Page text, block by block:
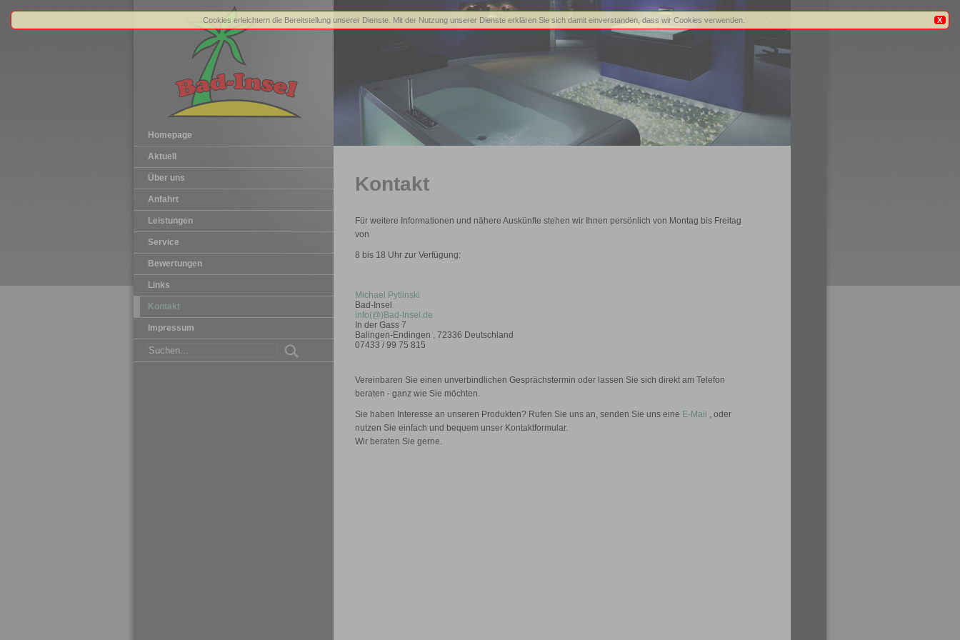
Homepage
Aktuell
Über uns
Anfahrt
Leistungen
Service
Bewertungen
Links
Kontakt
Impressum
Kontakt
Für weitere Informationen und nähere Auskünfte stehen wir Ihnen persönlich von Montag bis Freitag
von
8 bis 18 Uhr zur Verfügung:
Michael Pytlinski
Bad-Insel
info(@)Bad-Insel.de
In der Gass 7
Balingen-Endingen , 72336 Deutschland
07433 / 99 75 815
Vereinbaren Sie einen unverbindlichen Gesprächstermin oder lassen Sie sich direkt am Telefon
beraten - ganz wie Sie möchten.
Sie haben Interesse an unseren Produkten? Rufen Sie uns an, senden Sie uns eine E-Mail , oder
nutzen Sie einfach und bequem unser Kontaktformular.
Wir beraten Sie gerne.
X
Cookies erleichtern die Bereitstellung unserer Dienste. Mit der Nutzung unserer Dienste erklären Sie sich damit einverstanden, dass wir Cookies verwenden.